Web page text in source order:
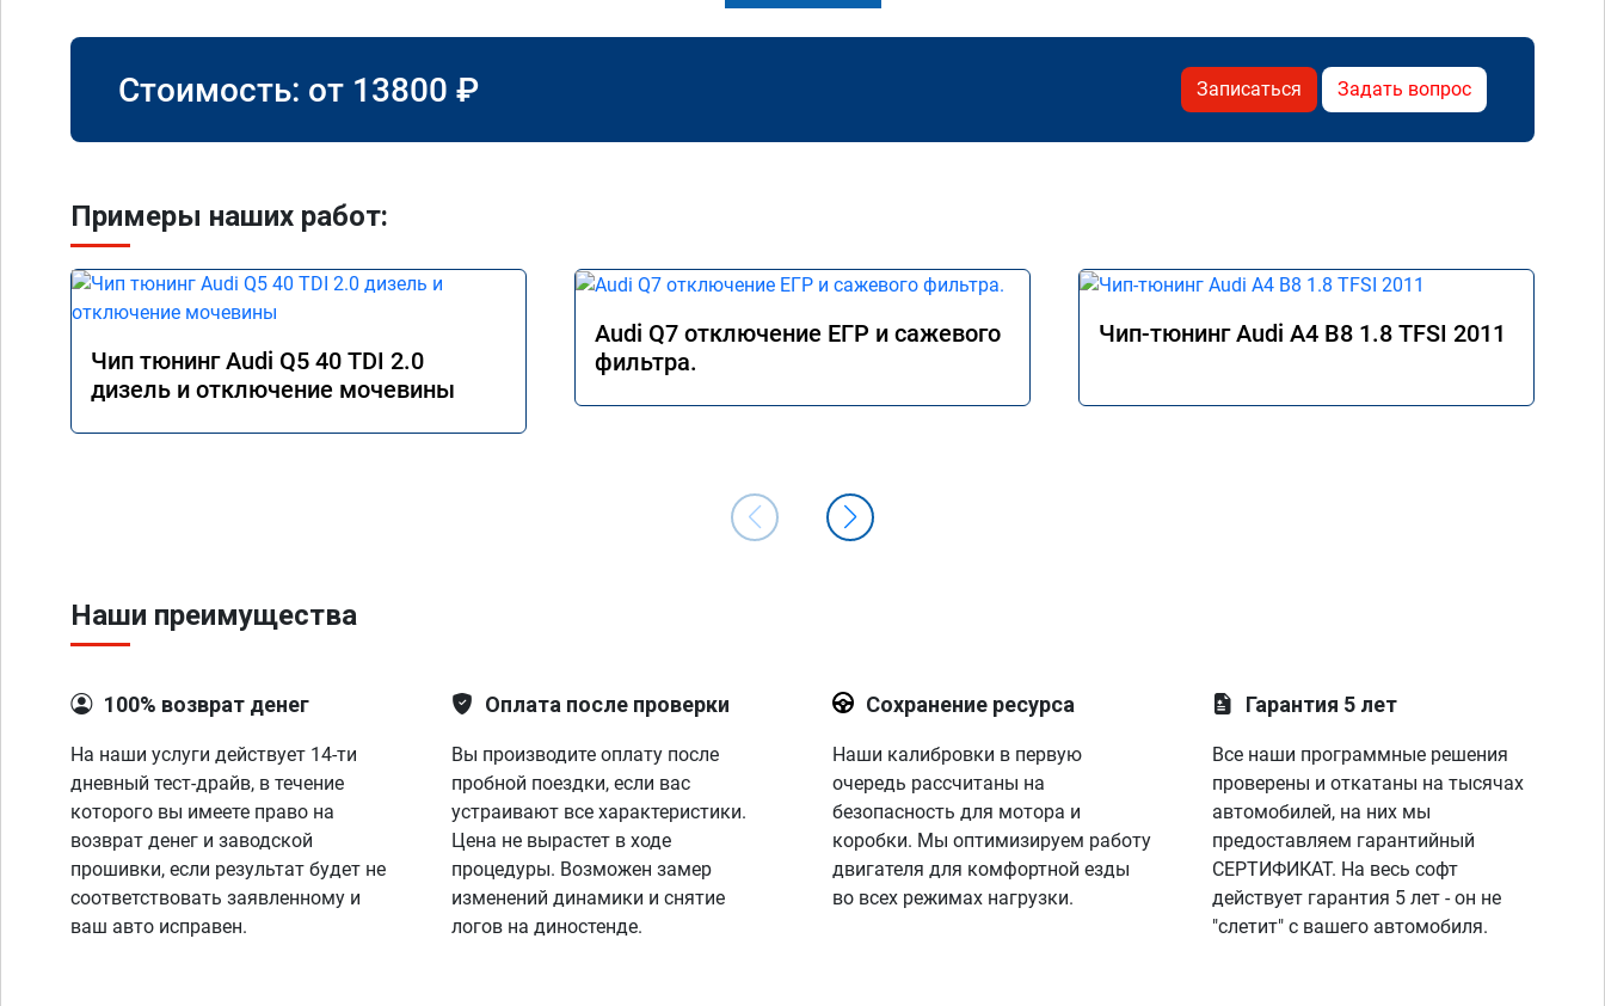
Стоимость: от 13800 ₽ Записаться Задать вопрос
Примеры наших работ:
Чип тюнинг Audi Q5 40 TDI 2.0
дизель и отключение мочевины
Audi Q7 отключение ЕГР и сажевого
фильтра.
Чип-тюнинг Audi A4 B8 1.8 TFSI 2011
Наши преимущества
100% возврат денег
На наши услуги действует 14-ти
дневный тест-драйв, в течение
которого вы имеете право на
возврат денег и заводской
прошивки, если результат будет не
соответствовать заявленному и
ваш авто исправен.
Оплата после проверки
Вы производите оплату после
пробной поездки, если вас
устраивают все характеристики.
Цена не вырастет в ходе
процедуры. Возможен замер
изменений динамики и снятие
логов на диностенде.
Сохранение ресурса
Наши калибровки в первую
очередь рассчитаны на
безопасность для мотора и
коробки. Мы оптимизируем работу
двигателя для комфортной езды
во всех режимах нагрузки.
Гарантия 5 лет
Все наши программные решения
проверены и откатаны на тысячах
автомобилей, на них мы
предоставляем гарантийный
СЕРТИФИКАТ. На весь софт
действует гарантия 5 лет - он не
"слетит" с вашего автомобиля.